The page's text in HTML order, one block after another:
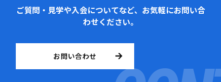
ご質問・見学や入会についてなど、お気軽にお問い合
わせください。
お問い合わせ